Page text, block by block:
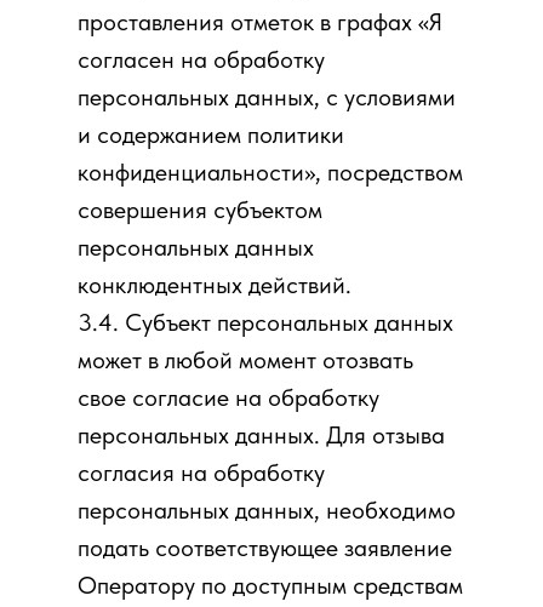
проставления отметок в графах «Я
согласен на обработку
персональных данных, с условиями
и содержанием политики
конфиденциальности», посредством
совершения субъектом
персональных данных
конклюдентных действий.
3.4. Субъект персональных данных
может в любой момент отозвать
свое согласие на обработку
персональных данных. Для отзыва
согласия на обработку
персональных данных, необходимо
подать соответствующее заявление
Оператору по доступным средствам